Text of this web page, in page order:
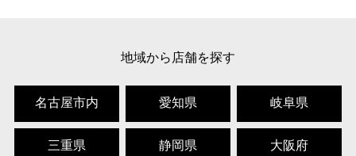
地域から店舗を探す
名古屋市内 愛知県 岐阜県
三重県 静岡県 大阪府